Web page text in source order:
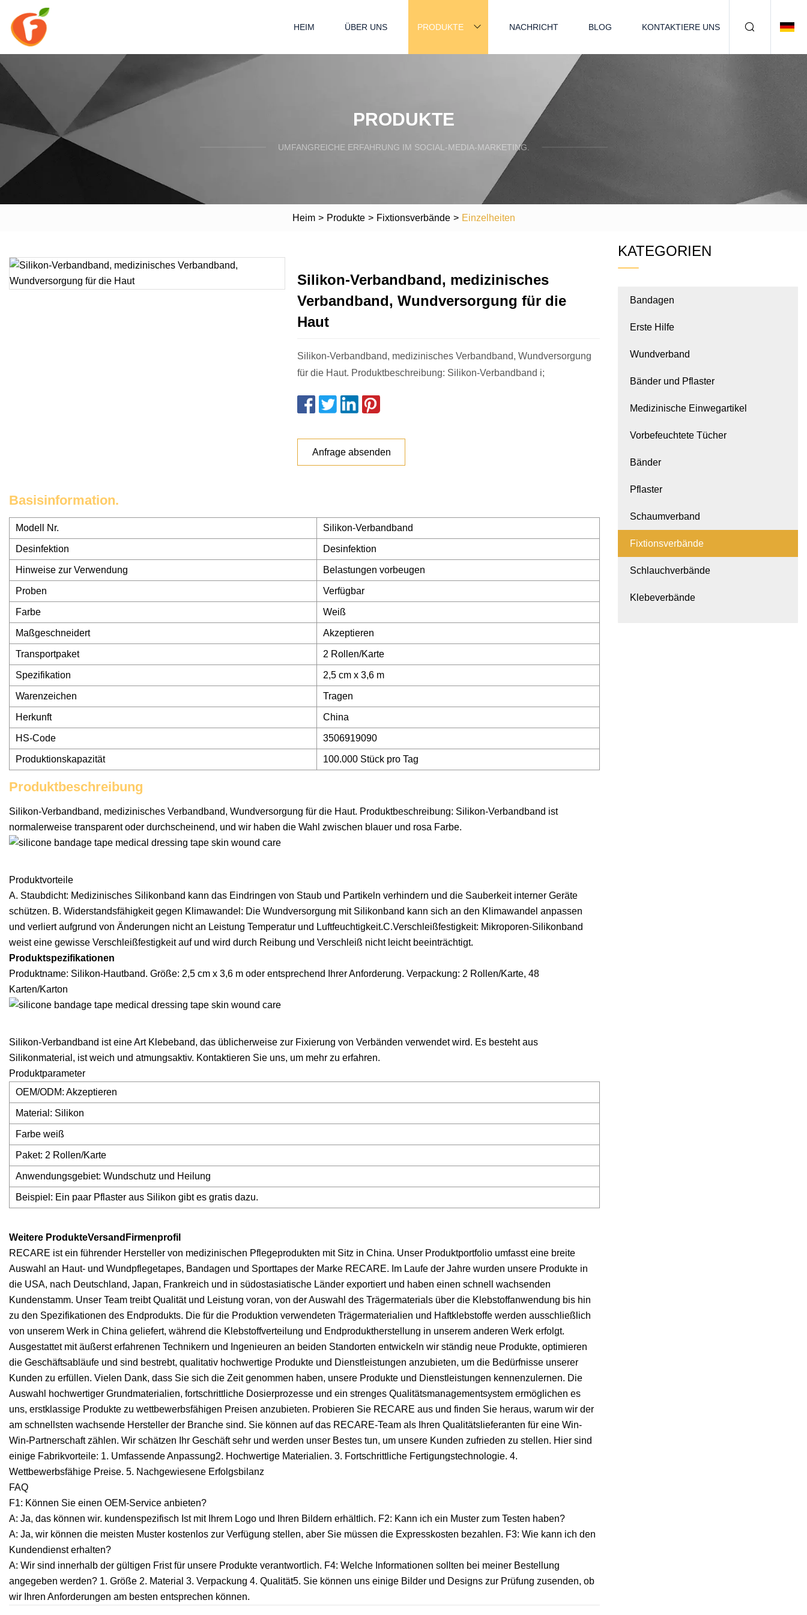
HEIM ÜBER UNS PRODUKTE NACHRICHT BLOG KONTAKTIERE UNS
PRODUKTE
UMFANGREICHE ERFAHRUNG IM SOCIAL-MEDIA-MARKETING.
Heim > Produkte > Fixtionsverbände > Einzelheiten
Silikon-Verbandband, medizinisches
Verbandband, Wundversorgung für die
Haut
Silikon-Verbandband, medizinisches Verbandband, Wundversorgung
für die Haut. Produktbeschreibung: Silikon-Verbandband i;
Anfrage absenden
Basisinformation.
Modell Nr. Silikon-Verbandband
Desinfektion Desinfektion
Hinweise zur Verwendung Belastungen vorbeugen
Proben Verfügbar
Farbe Weiß
Maßgeschneidert Akzeptieren
Transportpaket 2 Rollen/Karte
Spezifikation 2,5 cm x 3,6 m
Warenzeichen Tragen
Herkunft China
HS-Code 3506919090
Produktionskapazität 100.000 Stück pro Tag
Produktbeschreibung
Silikon-Verbandband, medizinisches Verbandband, Wundversorgung für die Haut. Produktbeschreibung: Silikon-Verbandband ist
normalerweise transparent oder durchscheinend, und wir haben die Wahl zwischen blauer und rosa Farbe.
Produktvorteile
A. Staubdicht: Medizinisches Silikonband kann das Eindringen von Staub und Partikeln verhindern und die Sauberkeit interner Geräte
schützen. B. Widerstandsfähigkeit gegen Klimawandel: Die Wundversorgung mit Silikonband kann sich an den Klimawandel anpassen
und verliert aufgrund von Änderungen nicht an Leistung Temperatur und Luftfeuchtigkeit.C.Verschleißfestigkeit: Mikroporen-Silikonband
weist eine gewisse Verschleißfestigkeit auf und wird durch Reibung und Verschleiß nicht leicht beeinträchtigt.
Produktspezifikationen
Produktname: Silikon-Hautband. Größe: 2,5 cm x 3,6 m oder entsprechend Ihrer Anforderung. Verpackung: 2 Rollen/Karte, 48
Karten/Karton
Silikon-Verbandband ist eine Art Klebeband, das üblicherweise zur Fixierung von Verbänden verwendet wird. Es besteht aus
Silikonmaterial, ist weich und atmungsaktiv. Kontaktieren Sie uns, um mehr zu erfahren.
Produktparameter
OEM/ODM: Akzeptieren
Material: Silikon
Farbe weiß
Paket: 2 Rollen/Karte
Anwendungsgebiet: Wundschutz und Heilung
Beispiel: Ein paar Pflaster aus Silikon gibt es gratis dazu.
Weitere ProdukteVersandFirmenprofil
RECARE ist ein führender Hersteller von medizinischen Pflegeprodukten mit Sitz in China. Unser Produktportfolio umfasst eine breite
Auswahl an Haut- und Wundpflegetapes, Bandagen und Sporttapes der Marke RECARE. Im Laufe der Jahre wurden unsere Produkte in
die USA, nach Deutschland, Japan, Frankreich und in südostasiatische Länder exportiert und haben einen schnell wachsenden
Kundenstamm. Unser Team treibt Qualität und Leistung voran, von der Auswahl des Trägermaterials über die Klebstoffanwendung bis hin
zu den Spezifikationen des Endprodukts. Die für die Produktion verwendeten Trägermaterialien und Haftklebstoffe werden ausschließlich
von unserem Werk in China geliefert, während die Klebstoffverteilung und Endproduktherstellung in unserem anderen Werk erfolgt.
Ausgestattet mit äußerst erfahrenen Technikern und Ingenieuren an beiden Standorten entwickeln wir ständig neue Produkte, optimieren
die Geschäftsabläufe und sind bestrebt, qualitativ hochwertige Produkte und Dienstleistungen anzubieten, um die Bedürfnisse unserer
Kunden zu erfüllen. Vielen Dank, dass Sie sich die Zeit genommen haben, unsere Produkte und Dienstleistungen kennenzulernen. Die
Auswahl hochwertiger Grundmaterialien, fortschrittliche Dosierprozesse und ein strenges Qualitätsmanagementsystem ermöglichen es
uns, erstklassige Produkte zu wettbewerbsfähigen Preisen anzubieten. Probieren Sie RECARE aus und finden Sie heraus, warum wir der
am schnellsten wachsende Hersteller der Branche sind. Sie können auf das RECARE-Team als Ihren Qualitätslieferanten für eine Win-
Win-Partnerschaft zählen. Wir schätzen Ihr Geschäft sehr und werden unser Bestes tun, um unsere Kunden zufrieden zu stellen. Hier sind
einige Fabrikvorteile: 1. Umfassende Anpassung2. Hochwertige Materialien. 3. Fortschrittliche Fertigungstechnologie. 4.
Wettbewerbsfähige Preise. 5. Nachgewiesene Erfolgsbilanz
FAQ
F1: Können Sie einen OEM-Service anbieten?
A: Ja, das können wir. kundenspezifisch Ist mit Ihrem Logo und Ihren Bildern erhältlich. F2: Kann ich ein Muster zum Testen haben?
A: Ja, wir können die meisten Muster kostenlos zur Verfügung stellen, aber Sie müssen die Expresskosten bezahlen. F3: Wie kann ich den
Kundendienst erhalten?
A: Wir sind innerhalb der gültigen Frist für unsere Produkte verantwortlich. F4: Welche Informationen sollten bei meiner Bestellung
angegeben werden? 1. Größe 2. Material 3. Verpackung 4. Qualität5. Sie können uns einige Bilder und Designs zur Prüfung zusenden, ob
wir Ihren Anforderungen am besten entsprechen können.
KATEGORIEN
Bandagen
Erste Hilfe
Wundverband
Bänder und Pflaster
Medizinische Einwegartikel
Vorbefeuchtete Tücher
Bänder
Pflaster
Schaumverband
Fixtionsverbände
Schlauchverbände
Klebeverbände